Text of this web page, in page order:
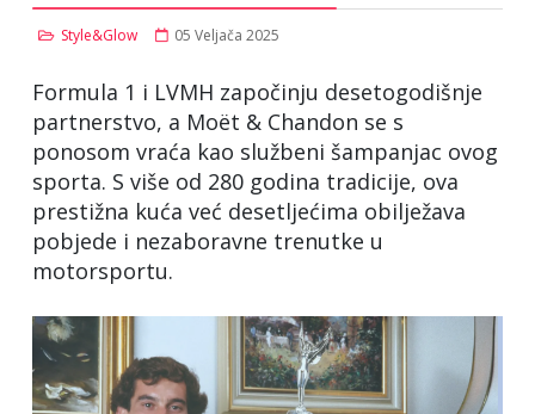
Style&Glow 05 Veljača 2025
Formula 1 i LVMH započinju desetogodišnje
partnerstvo, a Moët & Chandon se s
ponosom vraća kao službeni šampanjac ovog
sporta. S više od 280 godina tradicije, ova
prestižna kuća već desetljećima obilježava
pobjede i nezaboravne trenutke u
motorsportu.